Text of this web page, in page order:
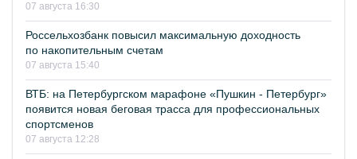
07 августа 16:30
Россельхозбанк повысил максимальную доходность
по накопительным счетам
07 августа 15:40
ВТБ: на Петербургском марафоне «Пушкин - Петербург»
появится новая беговая трасса для профессиональных
спортсменов
07 августа 12:28